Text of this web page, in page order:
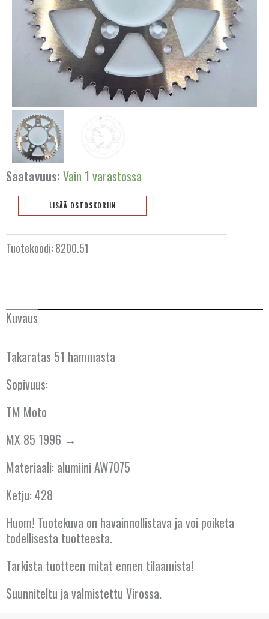
Saatavuus: Vain 1 varastossa
TM
85cc
LISÄÄ OSTOSKORIIN
Tuotekoodi:8200.51
Kuvaus
Takaratas 51 hammasta
Sopivuus:
TM Moto
MX 85 1996 →
Materiaali: alumiini AW7075
Ketju: 428
Huom! Tuotekuva on havainnollistava ja voi poiketa
todellisesta tuotteesta.
Tarkista tuotteen mitat ennen tilaamista!
Suunniteltu ja valmistettu Virossa.
AUSTRALIA
BELGIA
BULGARIA
ESPANJA
HOLLANTI
ITALIA
ITÄVALTA
KANADA
KREIKKA
KROATIA
KYPROS
LATVIA
LIETTUA
LUXEMBOURG
MALTA